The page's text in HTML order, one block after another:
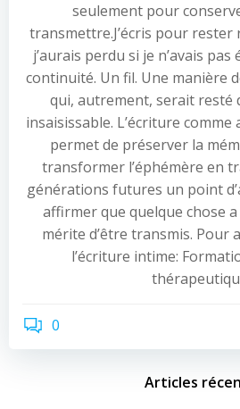
seulement pour
transmettre.J’écris pour rester
j’aurais perdu si je n’avais
continuité. Un fil. Une manière
qui, autrement, serait resté
insaisissable. L’écriture
permet de préserver la
transformer l’éphémère en
générations futures un point
affirmer que quelque chose a
mérite d’être transmis. Pour
l’écriture intime:
0
Articles